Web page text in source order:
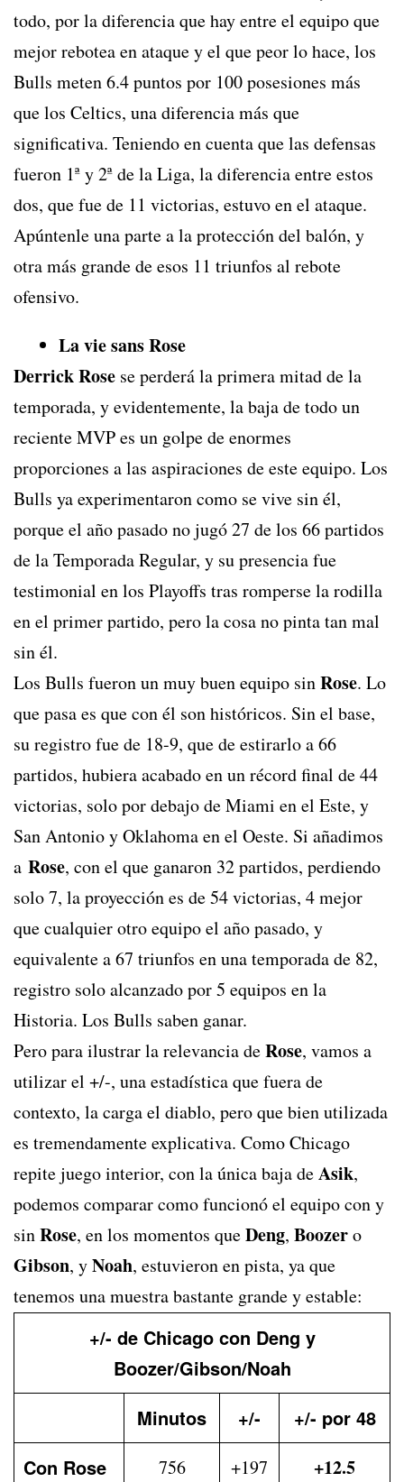
todo, por la diferencia que hay entre el equipo que
mejor rebotea en ataque y el que peor lo hace, los
Bulls meten 6.4 puntos por 100 posesiones más
que los Celtics, una diferencia más que
significativa. Teniendo en cuenta que las defensas
fueron 1ª y 2ª de la Liga, la diferencia entre estos
dos, que fue de 11 victorias, estuvo en el ataque.
Apúntenle una parte a la protección del balón, y
otra más grande de esos 11 triunfos al rebote
ofensivo.
La vie sans Rose
Derrick Rose se perderá la primera mitad de la
temporada, y evidentemente, la baja de todo un
reciente MVP es un golpe de enormes
proporciones a las aspiraciones de este equipo. Los
Bulls ya experimentaron como se vive sin él,
porque el año pasado no jugó 27 de los 66 partidos
de la Temporada Regular, y su presencia fue
testimonial en los Playoffs tras romperse la rodilla
en el primer partido, pero la cosa no pinta tan mal
sin él.
Los Bulls fueron un muy buen equipo sinRose. Lo
que pasa es que con él son históricos. Sin el base,
su registro fue de 18-9, que de estirarlo a 66
partidos, hubiera acabado en un récord final de 44
victorias, solo por debajo de Miami en el Este, y
San Antonio y Oklahoma en el Oeste. Si añadimos
a Rose, con el que ganaron 32 partidos, perdiendo
solo 7, la proyección es de 54 victorias, 4 mejor
que cualquier otro equipo el año pasado, y
equivalente a 67 triunfos en una temporada de 82,
registro solo alcanzado por 5 equipos en la
Historia. Los Bulls saben ganar.
Pero para ilustrar la relevancia deRose, vamos a
utilizar el +/-, una estadística que fuera de
contexto, la carga el diablo, pero que bien utilizada
es tremendamente explicativa. Como Chicago
repite juego interior, con la única baja deAsik,
podemos comparar como funcionó el equipo con y
sinRose, en los momentos queDeng, Boozero
Gibson, yNoah, estuvieron en pista, ya que
tenemos una muestra bastante grande y estable:
+/- de Chicago con Deng y
Boozer/Gibson/Noah
Minutos
+/-
+/- por 48
Con Rose
756 +197
+12.5